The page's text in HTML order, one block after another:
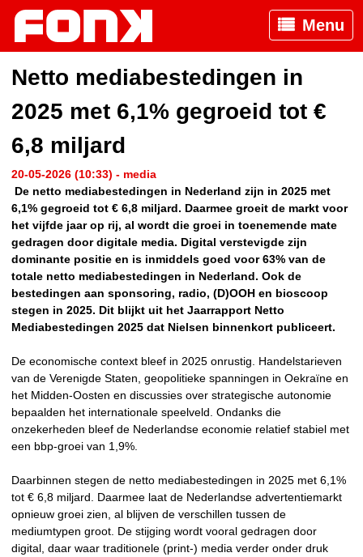
Menu
Netto mediabestedingen in
2025 met 6,1% gegroeid tot €
6,8 miljard
20-05-2026 (10:33) - media
De netto mediabestedingen in Nederland zijn in 2025 met
6,1% gegroeid tot € 6,8 miljard. Daarmee groeit de markt voor
het vijfde jaar op rij, al wordt die groei in toenemende mate
gedragen door digitale media. Digital verstevigde zijn
dominante positie en is inmiddels goed voor 63% van de
totale netto mediabestedingen in Nederland. Ook de
bestedingen aan sponsoring, radio, (D)OOH en bioscoop
stegen in 2025. Dit blijkt uit het Jaarrapport Netto
Mediabestedingen 2025 dat Nielsen binnenkort publiceert.
De economische context bleef in 2025 onrustig. Handelstarieven
van de Verenigde Staten, geopolitieke spanningen in Oekraïne en
het Midden-Oosten en discussies over strategische autonomie
bepaalden het internationale speelveld. Ondanks die
onzekerheden bleef de Nederlandse economie relatief stabiel met
een bbp-groei van 1,9%.
Daarbinnen stegen de netto mediabestedingen in 2025 met 6,1%
tot € 6,8 miljard. Daarmee laat de Nederlandse advertentiemarkt
opnieuw groei zien, al blijven de verschillen tussen de
mediumtypen groot. De stijging wordt vooral gedragen door
digital, daar waar traditionele (print-) media verder onder druk